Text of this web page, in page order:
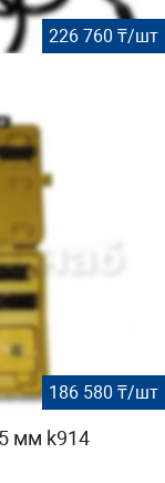
226 760 ₸/шт
186 580 ₸/шт
мм k914